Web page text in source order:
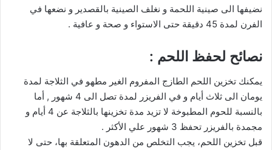
نضيفها الى صينية اللحمة و نغلف الصينية بالقصدير و نضعها في
الفرن لمدة 45 دقيقة حتى الاستواء و صحة و عافية .
نصائح لحفظ اللحم :
يمكنك تخزين اللحم الطازج المفروم الغير مطهو في الثلاجة لمدة
يومان الى ثلاث أيام و في الفريزر لمدة تصل الى 4 شهور , أما
بالنسبة للحوم المطبوخة لا تزيد مدة تخزينها بالثلاجة عن 4 أيام و
مجمدة بالفريزر تحفظ 3 شهور علي الأكثر .
قبل تخزين اللحم، يجب التخلص من الدهون المتعلقة بها، حتى لا